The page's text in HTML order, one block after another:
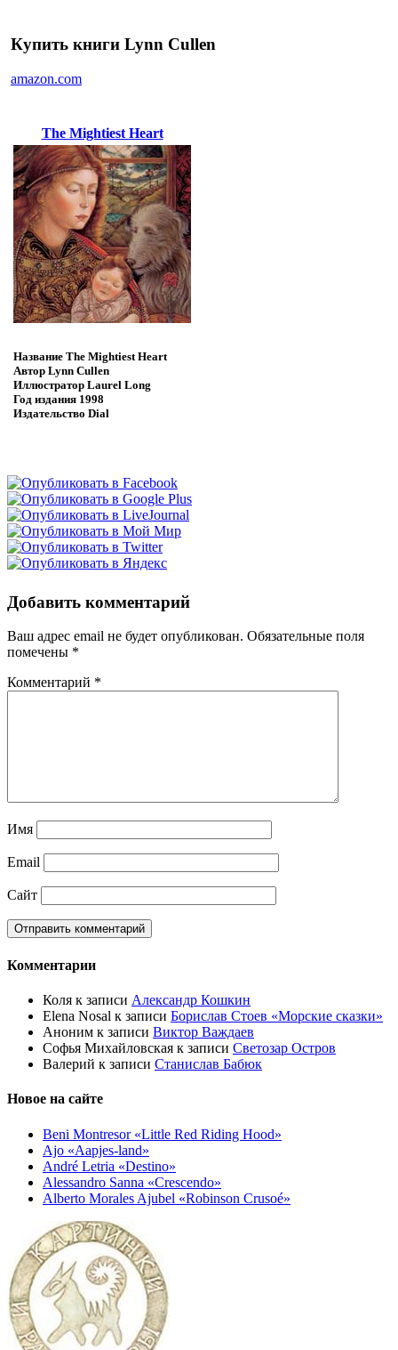
Купить книги Lynn Cullen
amazon.com
The Mightiest Heart
Название The Mightiest Heart
Автор Lynn Cullen
Иллюстратор Laurel Long
Год издания 1998
Издательство Dial
Добавить комментарий
Ваш адрес email не будет опубликован. Обязательные поля
помечены *
Комментарий *
Имя
Email
Сайт
Комментарии
Коля к записи Александр Кошкин
Elena Nosal к записи Борислав Стоев «Морские сказки»
Аноним к записи Виктор Важдаев
Софья Михайловская к записи Светозар Остров
Валерий к записи Станислав Бабюк
Новое на сайте
Beni Montresor «Little Red Riding Hood»
Ajo «Aapjes-land»
André Letria «Destino»
Alessandro Sanna «Crescendo»
Alberto Morales Ajubel «Robinson Crusoé»